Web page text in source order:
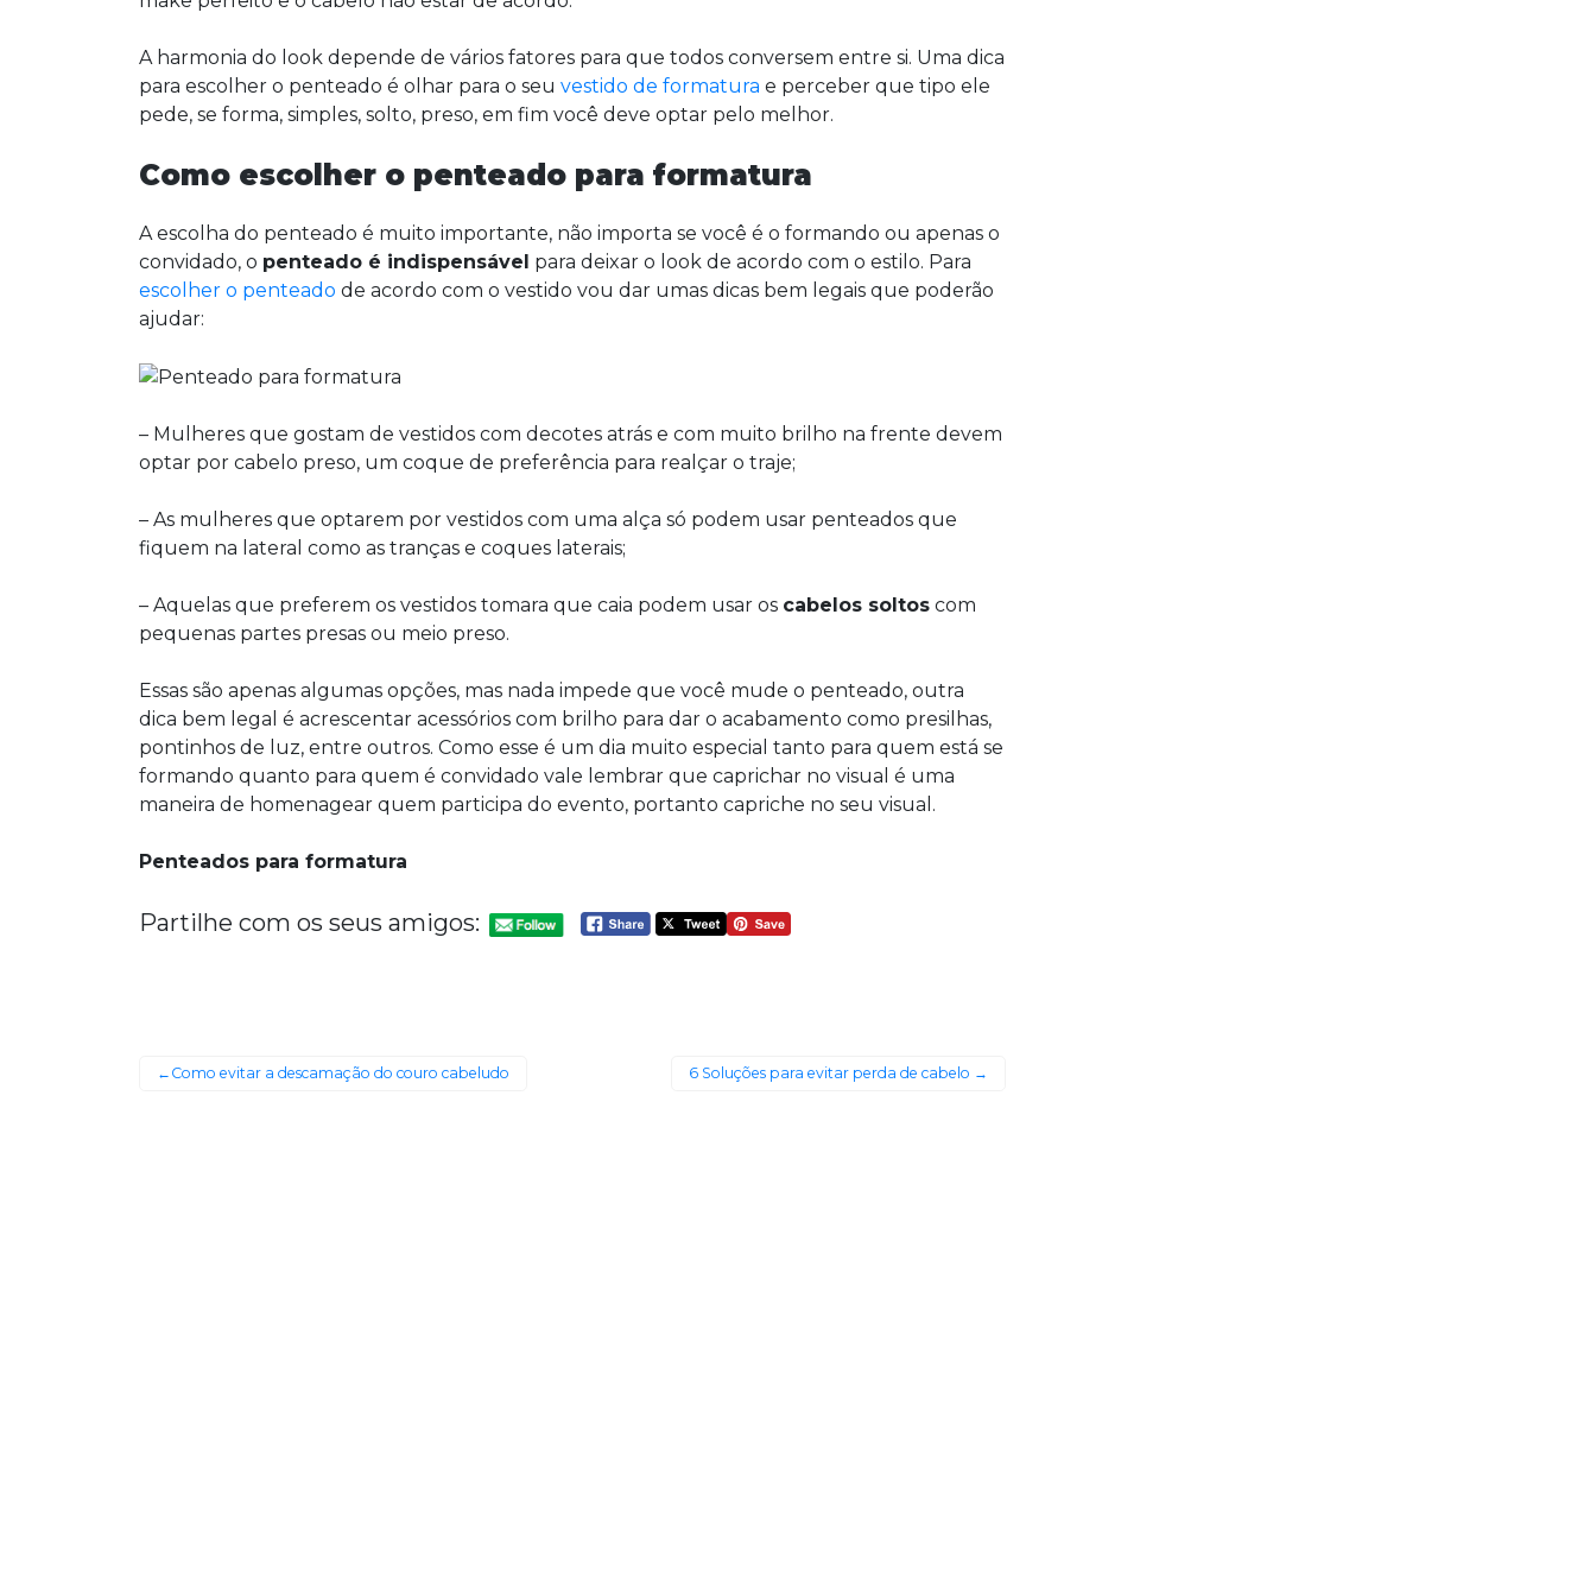
A harmonia do look depende de vários fatores para que todos conversem entre si. Uma dica
para escolher o penteado é olhar para o seu vestido de formatura e perceber que tipo ele
pede, se forma, simples, solto, preso, em fim você deve optar pelo melhor.
Como escolher o penteado para formatura
A escolha do penteado é muito importante, não importa se você é o formando ou apenas o
convidado, o penteado é indispensável para deixar o look de acordo com o estilo. Para
escolher o penteado de acordo com o vestido vou dar umas dicas bem legais que poderão
ajudar:
– Mulheres que gostam de vestidos com decotes atrás e com muito brilho na frente devem
optar por cabelo preso, um coque de preferência para realçar o traje;
– As mulheres que optarem por vestidos com uma alça só podem usar penteados que
fiquem na lateral como as tranças e coques laterais;
– Aquelas que preferem os vestidos tomara que caia podem usar os cabelos soltos com
pequenas partes presas ou meio preso.
Essas são apenas algumas opções, mas nada impede que você mude o penteado, outra
dica bem legal é acrescentar acessórios com brilho para dar o acabamento como presilhas,
pontinhos de luz, entre outros. Como esse é um dia muito especial tanto para quem está se
formando quanto para quem é convidado vale lembrar que caprichar no visual é uma
maneira de homenagear quem participa do evento, portanto capriche no seu visual.
Penteados para formatura
Partilhe com os seus amigos:
Como evitar a descamação do couro cabeludo 6 Soluções para evitar perda de cabelo